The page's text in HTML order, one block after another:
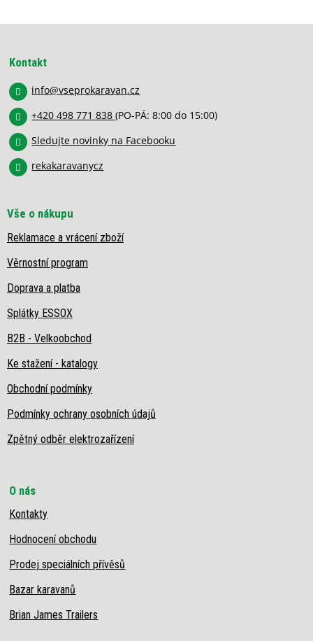
c
v
p
Kontakt
info@vseprokaravan.cz
+420 498 771 838(PO-PÁ: 8:00 do 15:00)
Sledujte novinky na Facebooku
rekakaravanycz
Vše o nákupu
Reklamace a vrácení zboží
Věrnostní program
Doprava a platba
Splátky ESSOX
B2B - Velkoobchod
Ke stažení - katalogy
Obchodní podmínky
Podmínky ochrany osobních údajů
Zpětný odběr elektrozařízení
O nás
Kontakty
Hodnocení obchodu
Prodej speciálních přívěsů
Bazar karavanů
Brian James Trailers